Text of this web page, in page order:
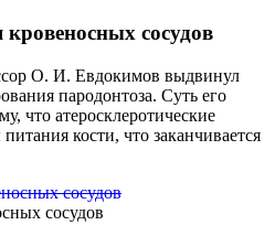
сосудов
О. И. Евдокимов выдвинул
пародонтоза. Суть его
что атеросклеротические
кости, что заканчивается
сосудов